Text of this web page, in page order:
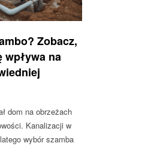
Zobacz,
wpływa na
dom na obrzeżach
Kanalizacji w
wybór szamba